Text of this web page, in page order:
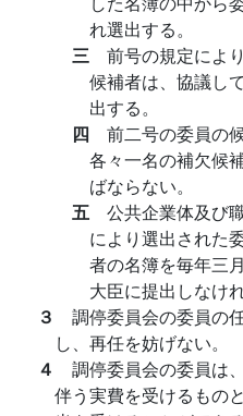
れ選出する。
三 前号の規定によ
候補者は、協議し
出する。
四 前二号の委員の
各々一名の補欠候
ばならない。
五 公共企業体及び
により選出された
者の名簿を毎年三
大臣に提出しなけ
３ 調停委員会の委員の
し、再任を妨げない。
４ 調停委員会の委員は
伴う実費を受けるもの